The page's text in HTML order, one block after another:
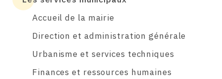
Accueil de la mairie
Direction et administration générale
Urbanisme et services techniques
Finances et ressources humaines